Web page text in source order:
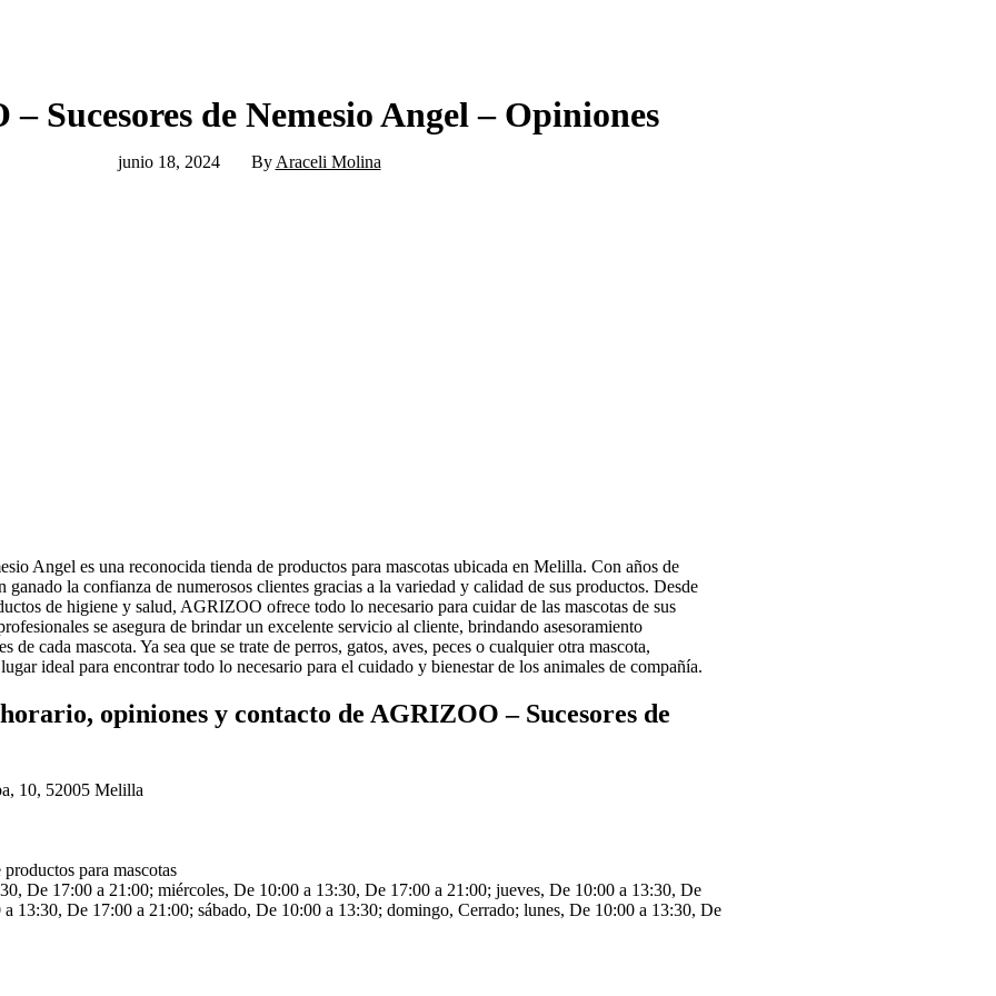
Sucesores de Nemesio Angel – Opiniones
junio 18, 2024 By Araceli Molina
Angel es una reconocida tienda de productos para mascotas ubicada en Melilla. Con años de
ganado la confianza de numerosos clientes gracias a la variedad y calidad de sus productos. Desde
de higiene y salud, AGRIZOO ofrece todo lo necesario para cuidar de las mascotas de sus
se asegura de brindar un excelente servicio al cliente, brindando asesoramiento
de cada mascota. Ya sea que se trate de perros, gatos, aves, peces o cualquier otra mascota,
ideal para encontrar todo lo necesario para el cuidado y bienestar de los animales de compañía.
opiniones y contacto de AGRIZOO – Sucesores de
10, 52005 Melilla
productos para mascotas
De 17:00 a 21:00; miércoles, De 10:00 a 13:30, De 17:00 a 21:00; jueves, De 10:00 a 13:30, De
13:30, De 17:00 a 21:00; sábado, De 10:00 a 13:30; domingo, Cerrado; lunes, De 10:00 a 13:30, De